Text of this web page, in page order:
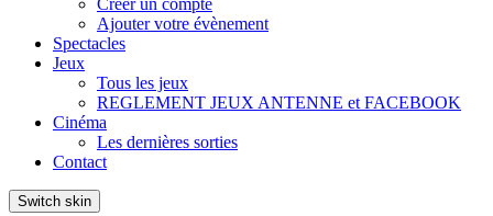
Créer un compte
Ajouter votre évènement
Spectacles
Jeux
Tous les jeux
REGLEMENT JEUX ANTENNE et FACEBOOK
Cinéma
Les dernières sorties
Contact
Switch skin